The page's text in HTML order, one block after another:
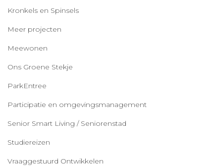
Kronkels en Spinsels
Meer projecten
Meewonen
Ons Groene Stekje
ParkEntree
Participatie en omgevingsmanagement
Senior Smart Living / Seniorenstad
Studiereizen
Vraaggestuurd Ontwikkelen